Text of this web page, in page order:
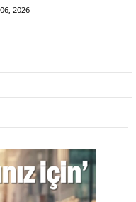
2026